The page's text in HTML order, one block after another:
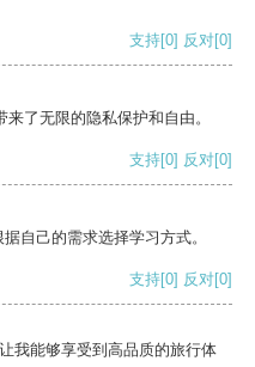
支持[0] 反对[0]
了无限的隐私保护和自由。
支持[0] 反对[0]
自己的需求选择学习方式。
支持[0] 反对[0]
我能够享受到高品质的旅行体